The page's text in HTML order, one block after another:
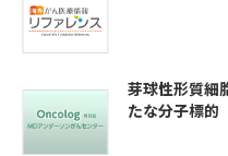
芽球性形質細
たな分子標的